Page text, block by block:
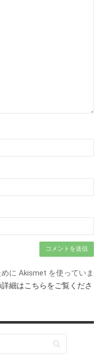
に Akismet を使っていま
細はこちらをご覧くださ